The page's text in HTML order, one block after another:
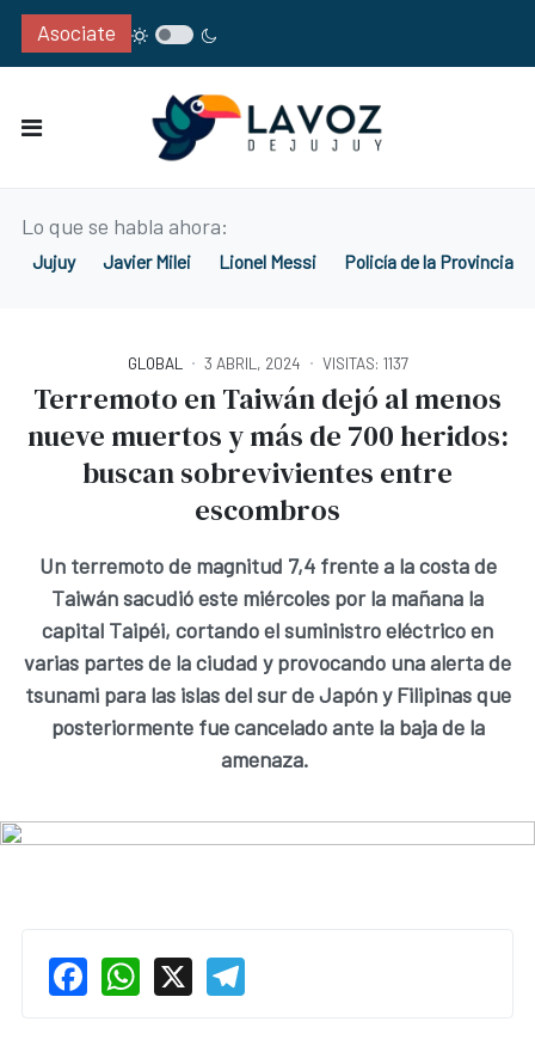
Asociate
Lo que se habla ahora:
Jujuy Javier Milei Lionel Messi Policía de la Provincia
GLOBAL 3 ABRIL, 2024 VISITAS: 1137
Terremoto en Taiwán dejó al menos
nueve muertos y más de 700 heridos:
buscan sobrevivientes entre
escombros
Un terremoto de magnitud 7,4 frente a la costa de
Taiwán sacudió este miércoles por la mañana la
capital Taipéi, cortando el suministro eléctrico en
varias partes de la ciudad y provocando una alerta de
tsunami para las islas del sur de Japón y Filipinas que
posteriormente fue cancelado ante la baja de la
amenaza.
Facebook
WhatsApp
X